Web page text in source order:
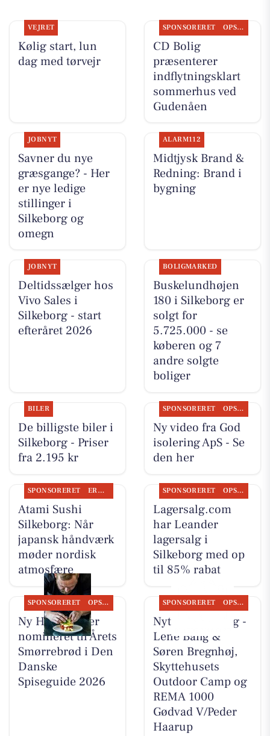
VEJRET
Kølig start, lun
dag med tørvejr
SPONSORERET OPSLAGSTAVLEN
CD Bolig
præsenterer
indflytningsklart
sommerhus ved
Gudenåen
JOBNYT
Savner du nye
græsgange? - Her
er nye ledige
stillinger i
Silkeborg og
omegn
ALARM112
Midtjysk Brand &
Redning: Brand i
bygning
JOBNYT
Deltidssælger hos
Vivo Sales i
Silkeborg - start
efteråret 2026
BOLIGMARKED
Buskelundhøjen
180 i Silkeborg er
solgt for
5.725.000 - se
køberen og 7
andre solgte
boliger
BILER
De billigste biler i
Silkeborg - Priser
fra 2.195 kr
SPONSORERET OPSLAGSTAVLEN
Ny video fra God
isolering ApS - Se
den her
SPONSORERET ERHVERV
Atami Sushi
Silkeborg: Når
japansk håndværk
møder nordisk
atmosfære
SPONSORERET OPSLAGSTAVLEN
Lagersalg.com
har Leander
lagersalg i
Silkeborg med op
til 85% rabat
SPONSORERET OPSLAGSTAVLEN
Ny Hattenæs er
nomineret til Årets
Smørrebrød i Den
Danske
Spiseguide 2026
SPONSORERET OPSLAGSTAVLEN
Nyt fra CD Bolig -
Lene Bang &
Søren Bregnhøj,
Skyttehusets
Outdoor Camp og
REMA 1000
Gødvad V/Peder
Haarup